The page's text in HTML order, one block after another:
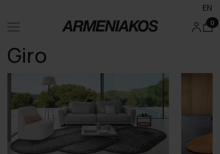
EN
0
Giro